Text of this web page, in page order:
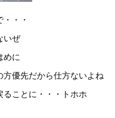
・・
いぜ
めに
方優先だから仕方ないよね
ることに・・・トホホ